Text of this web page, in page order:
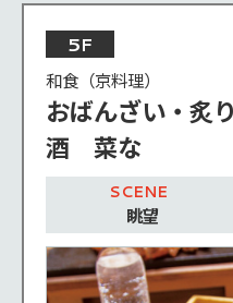
5F
和食（京料理）
おばんざい・炙
酒 菜な
眺望